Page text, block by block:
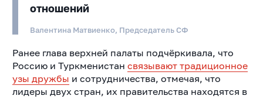
отношений
Валентина Матвиенко, Председатель СФ
Ранее глава верхней палаты подчёркивала, что
Россию и Туркменистан связывают традиционное
узы дружбы и сотрудничества, отмечая, что
лидеры двух стран, их правительства находятся в